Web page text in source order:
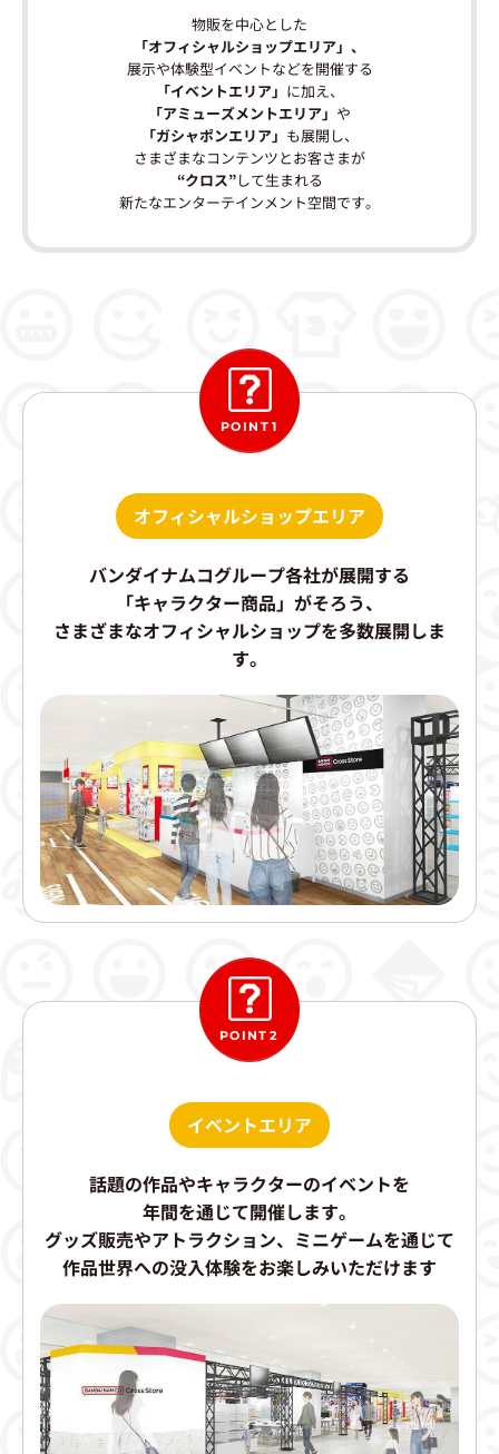
物販を中心とした
「オフィシャルショップエリア」、
展示や体験型イベントなどを開催する
「イベントエリア」 に加え、
「アミューズメントエリア」 や
「ガシャポンエリア」 も展開し、
さまざまなコンテンツとお客さまが
“クロス”して生まれる
新たなエンターテインメント空間です。
POINT1
オフィシャルショップエリア
バンダイナムコグループ各社が展開する
「キャラクター商品」 がそろう、
さまざまなオフィシャルショップを多数展開しま
す。
POINT2
イベントエリア
話題の作品やキャラクターのイベントを
年間を通じて開催します。
グッズ販売やアトラクション、ミニゲームを通じて
作品世界への没入体験をお楽しみいただけます